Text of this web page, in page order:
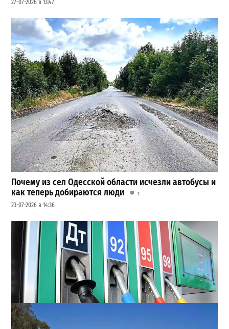
27-07-2026 в 13:47
Почему из сел Одесской области исчезли автобусы и
как теперь добираются люди
2
23-07-2026 в 14:36